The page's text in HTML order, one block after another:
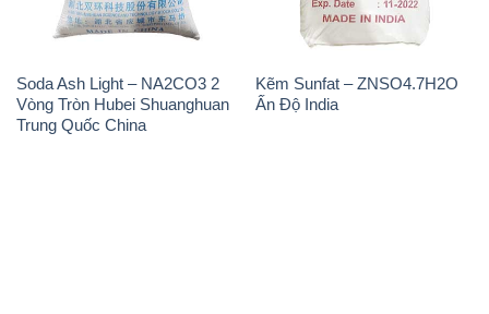
Soda Ash Light – NA2CO3 2
Vòng Tròn Hubei Shuanghuan
Trung Quốc China
Kẽm Sunfat – ZNSO4.7H2O
Ấn Độ India